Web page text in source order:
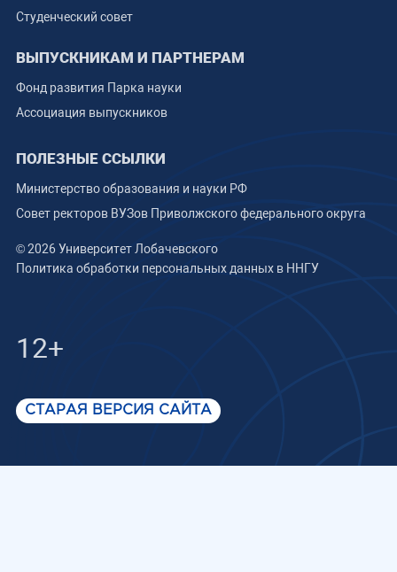
Студенческий совет
ВЫПУСКНИКАМ И ПАРТНЕРАМ
Фонд развития Парка науки
Ассоциация выпускников
ПОЛЕЗНЫЕ ССЫЛКИ
Министерство образования и науки РФ
Совет ректоров ВУЗов Приволжского федерального округа
© 2026 Университет Лобачевского
Политика обработки персональных данных в ННГУ
12+
СТАРАЯ ВЕРСИЯ САЙТА